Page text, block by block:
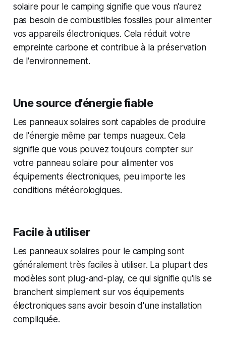
solaire pour le camping signifie que vous n'aurez
pas besoin de combustibles fossiles pour alimenter
vos appareils électroniques. Cela réduit votre
empreinte carbone et contribue à la préservation
de l'environnement.
Une source d'énergie fiable
Les panneaux solaires sont capables de produire
de l'énergie même par temps nuageux. Cela
signifie que vous pouvez toujours compter sur
votre panneau solaire pour alimenter vos
équipements électroniques, peu importe les
conditions météorologiques.
Facile à utiliser
Les panneaux solaires pour le camping sont
généralement très faciles à utiliser. La plupart des
modèles sont plug-and-play, ce qui signifie qu'ils se
branchent simplement sur vos équipements
électroniques sans avoir besoin d'une installation
compliquée.